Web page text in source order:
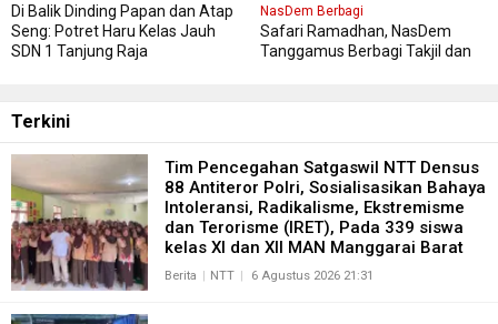
Di Balik Dinding Papan dan Atap
Seng: Potret Haru Kelas Jauh
SDN 1 Tanjung Raja
NasDem Berbagi
Safari Ramadhan, NasDem
Tanggamus Berbagi Takjil dan
Terkini
Tim Pencegahan Satgaswil NTT Densus
88 Antiteror Polri, Sosialisasikan Bahaya
Intoleransi, Radikalisme, Ekstremisme
dan Terorisme (IRET), Pada 339 siswa
kelas XI dan XII MAN Manggarai Barat
Berita NTT 6 Agustus 2026 21:31